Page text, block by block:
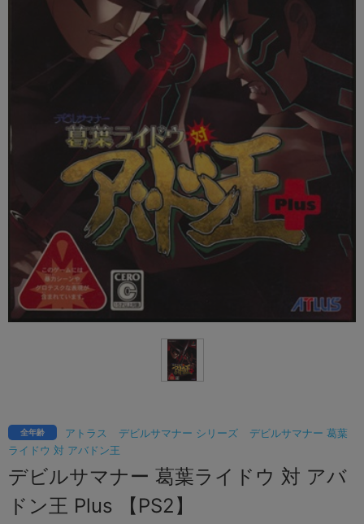
アトラス デビルサマナー シリーズ
デビルサマナー 葛葉
ライドウ 対 アバドン王
全年齢
デビルサマナー 葛葉ライドウ 対 アバ
ドン王 Plus 【PS2】